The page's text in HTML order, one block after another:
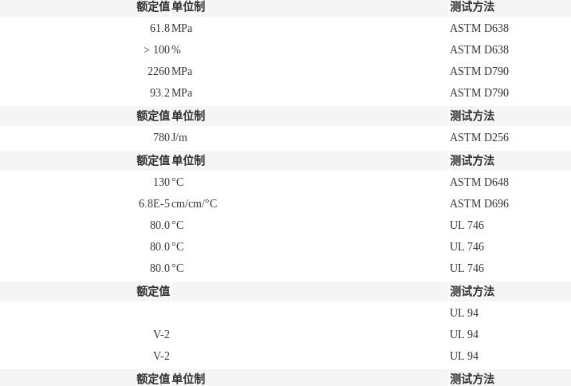
额定值单位制
测试方法
61.8MPa
ASTM D638
> 100%
ASTM D638
2260MPa
ASTM D790
93.2MPa
ASTM D790
额定值单位制
测试方法
780J/m
ASTM D256
额定值单位制
测试方法
130°C
ASTM D648
6.8E-5cm/cm/°C
ASTM D696
80.0°C
UL 746
80.0°C
UL 746
80.0°C
UL 746
额定值
测试方法
UL 94
V-2
UL 94
V-2
UL 94
额定值单位制
测试方法